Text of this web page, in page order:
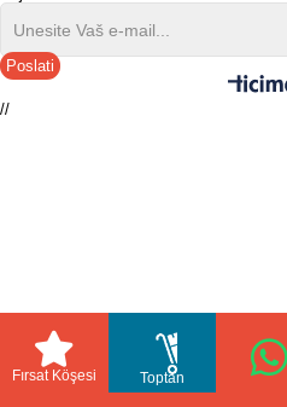
Poslati
//
Fırsat Köşesi Toptan